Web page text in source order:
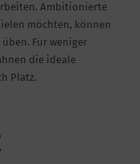
Ambitionierte
möchten, können
Für weniger
die ideale
Platz.